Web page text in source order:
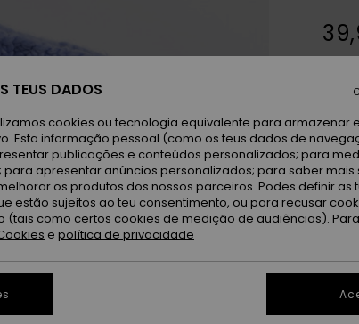
TEUS DADOS
cookies ou tecnologia equivalente para armazenar
Esta informação pessoal (como os teus dados de
publicações e conteúdos personalizados; para
apresentar anúncios personalizados; para saber mais
os produtos dos nossos parceiros. Podes definir as
estão sujeitos ao teu consentimento, ou para recusar
(tais como certos cookies de medição de audiências).
e política de privacidade